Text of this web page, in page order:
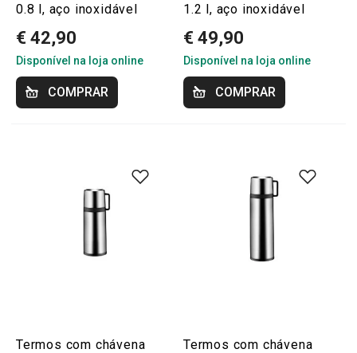
0.8 l, aço inoxidável
€ 42,90
Disponível na loja online
COMPRAR
1.2 l, aço inoxidável
€ 49,90
Disponível na loja online
COMPRAR
Termos com chávena
Termos com chávena